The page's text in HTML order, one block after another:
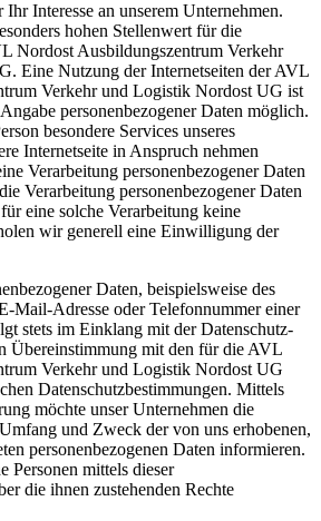
Interesse an unserem Unternehmen.
hohen Stellenwert für die
Nordost Ausbildungszentrum Verkehr
Eine Nutzung der Internetseiten der AVL
Verkehr und Logistik Nordost UG ist
personenbezogener Daten möglich.
besondere Services unseres
Internetseite in Anspruch nehmen
Verarbeitung personenbezogener Daten
Verarbeitung personenbezogener Daten
eine solche Verarbeitung keine
wir generell eine Einwilligung der
Daten, beispielsweise des
Mail-Adresse oder Telefonnummer einer
stets im Einklang mit der Datenschutz-
Übereinstimmung mit den für die AVL
Verkehr und Logistik Nordost UG
Datenschutzbestimmungen. Mittels
möchte unser Unternehmen die
und Zweck der von uns erhobenen,
personenbezogenen Daten informieren.
Personen mittels dieser
die ihnen zustehenden Rechte